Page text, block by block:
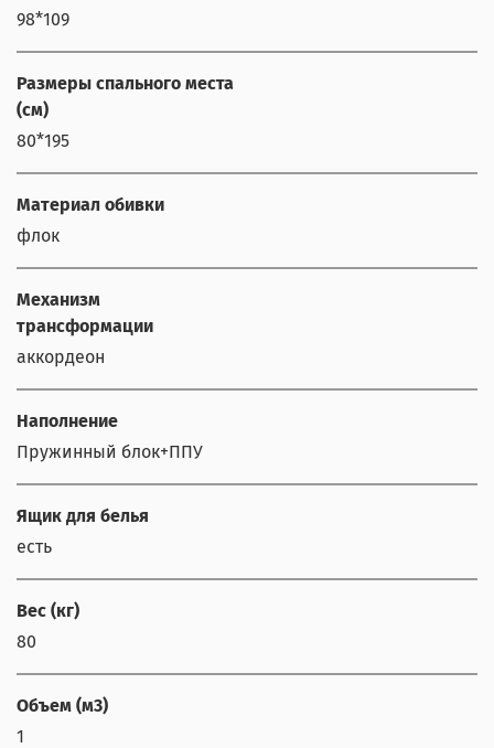
98*109
Размеры спального места
(см)
80*195
Материал обивки
флок
Механизм
трансформации
аккордеон
Наполнение
Пружинный блок+ППУ
Ящик для белья
есть
Вес (кг)
80
Объем (м3)
1